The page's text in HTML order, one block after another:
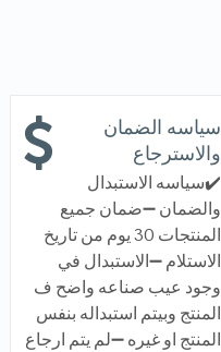
سياسه الضمان
والاسترجاع
✔️سياسه الاستبدال
والضمان ➖ضمان جميع
المنتجات 30 يوم من تاريخ
الاستلام ➖الاستبدال في
وجود عيب صناعه واضح ف
المنتج وبيتم استبداله بنفس
المنتج او غيره ➖لم يتم ارجاع